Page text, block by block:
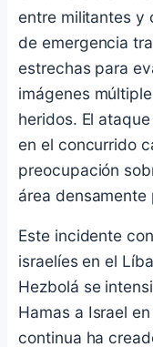
entre militantes y
de emergencia
estrechas para
imágenes
heridos. El
en el concurrido
preocupación
área densamente
Este incidente
israelíes en el
Hezbolá se
Hamas a Israel
continua ha